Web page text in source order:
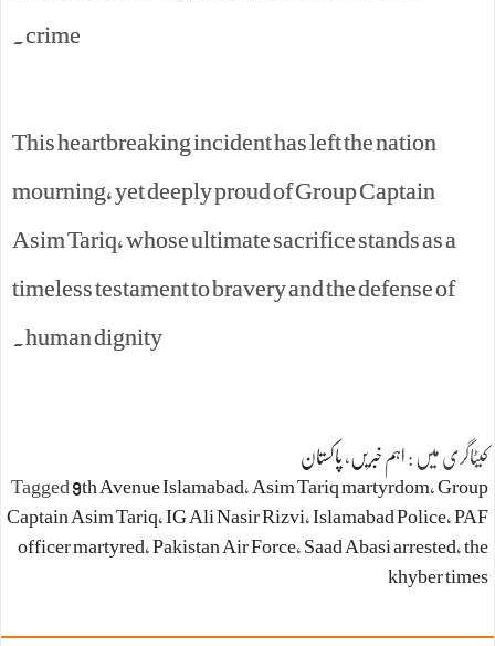
crime.
This heartbreaking incident has left the nation
mourning, yet deeply proud of Group Captain
Asim Tariq, whose ultimate sacrifice stands as a
timeless testament to bravery and the defense of
human dignity.
کیٹاگری میں : اہم خبریں ، پاکستان
Tagged 9th Avenue Islamabad، Asim Tariq martyrdom، Group
Captain Asim Tariq، IG Ali Nasir Rizvi، Islamabad Police، PAF
officer martyred، Pakistan Air Force، Saad Abasi arrested، the
khyber times